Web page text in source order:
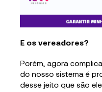
E os vereadores?
Porém, agora
do nosso sistema é
desse jeito que são